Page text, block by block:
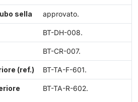
sella approvato.
BT-DH-008.
BT-CR-007.
(ref.) BT-TA-F-601.
BT-TA-R-602.